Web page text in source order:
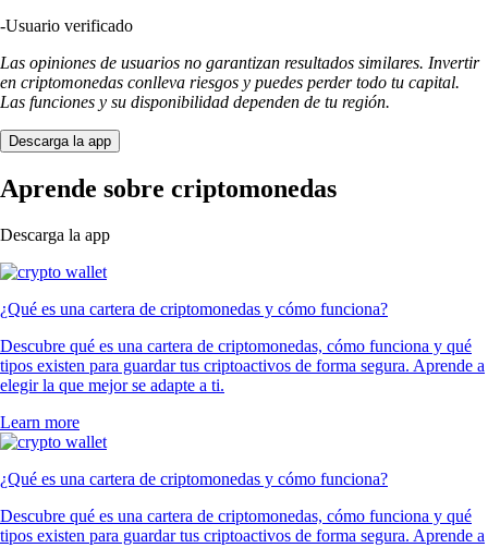
-Usuario verificado
Las opiniones de usuarios no garantizan resultados similares. Invertir
en criptomonedas conlleva riesgos y puedes perder todo tu capital.
Las funciones y su disponibilidad dependen de tu región.
Descarga la app
Aprende sobre criptomonedas
Descarga la app
¿Qué es una cartera de criptomonedas y cómo funciona?
Descubre qué es una cartera de criptomonedas, cómo funciona y qué
tipos existen para guardar tus criptoactivos de forma segura. Aprende a
elegir la que mejor se adapte a ti.
Learn more
¿Qué es una cartera de criptomonedas y cómo funciona?
Descubre qué es una cartera de criptomonedas, cómo funciona y qué
tipos existen para guardar tus criptoactivos de forma segura. Aprende a